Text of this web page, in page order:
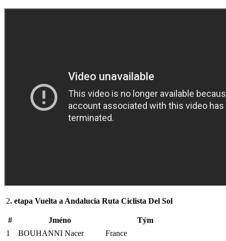
2. etapa Vuelta a Andalucia Ruta Ciclista Del Sol
# Jméno
Tým
1
BOUHANNI Nacer
France